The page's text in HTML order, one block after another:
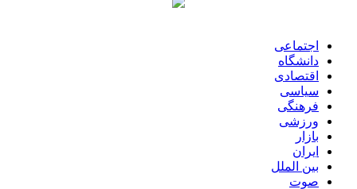
اجتماعی
دانشگاه
اقتصادی
سیاسی
فرهنگی
ورزشی
بازار
ایران
بین الملل
صوت